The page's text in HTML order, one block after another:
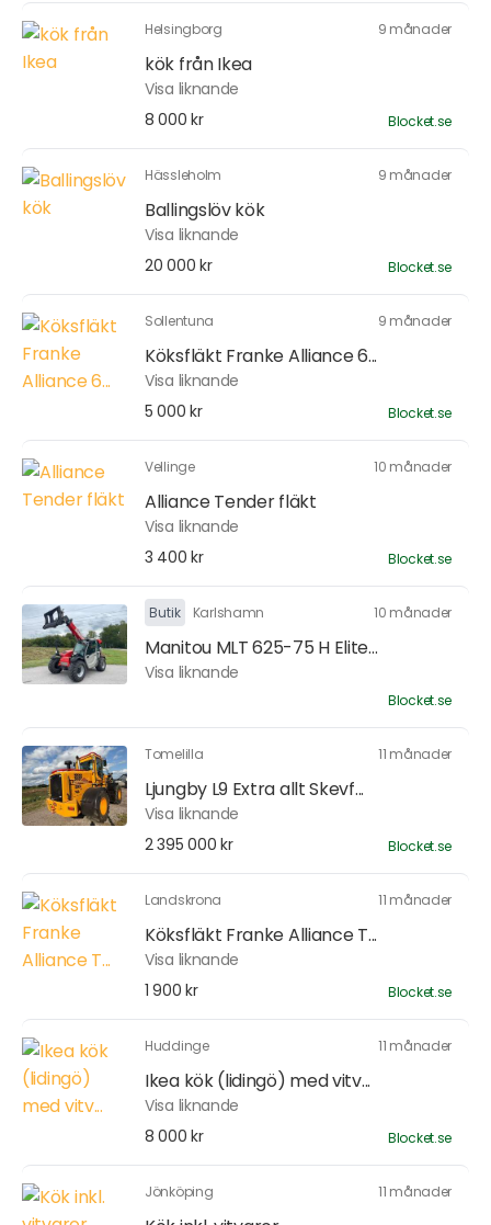
Helsingborg 9 månader
kök från Ikea
Visa liknande
8 000 kr
Blocket.se
Hässleholm 9 månader
Ballingslöv kök
Visa liknande
20 000 kr
Blocket.se
Sollentuna 9 månader
Köksfläkt Franke Alliance 6...
Visa liknande
5 000 kr
Blocket.se
Vellinge 10 månader
Alliance Tender fläkt
Visa liknande
3 400 kr
Blocket.se
Butik Karlshamn 10 månader
Manitou MLT 625-75 H Elite...
Visa liknande
Blocket.se
Tomelilla 11 månader
Ljungby L9 Extra allt Skevf...
Visa liknande
2 395 000 kr
Blocket.se
Landskrona 11 månader
Köksfläkt Franke Alliance T...
Visa liknande
1 900 kr
Blocket.se
Huddinge 11 månader
Ikea kök (lidingö) med vitv...
Visa liknande
8 000 kr
Blocket.se
Jönköping 11 månader